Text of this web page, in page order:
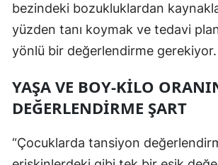
bezindeki bozukluklardan
yüzden tanı koymak ve tedavi
yönlü bir değerlendirme gerekiyor.
YAŞA VE BOY-KILO
DEĞERLENDIRME ŞART
“Çocuklarda tansiyon